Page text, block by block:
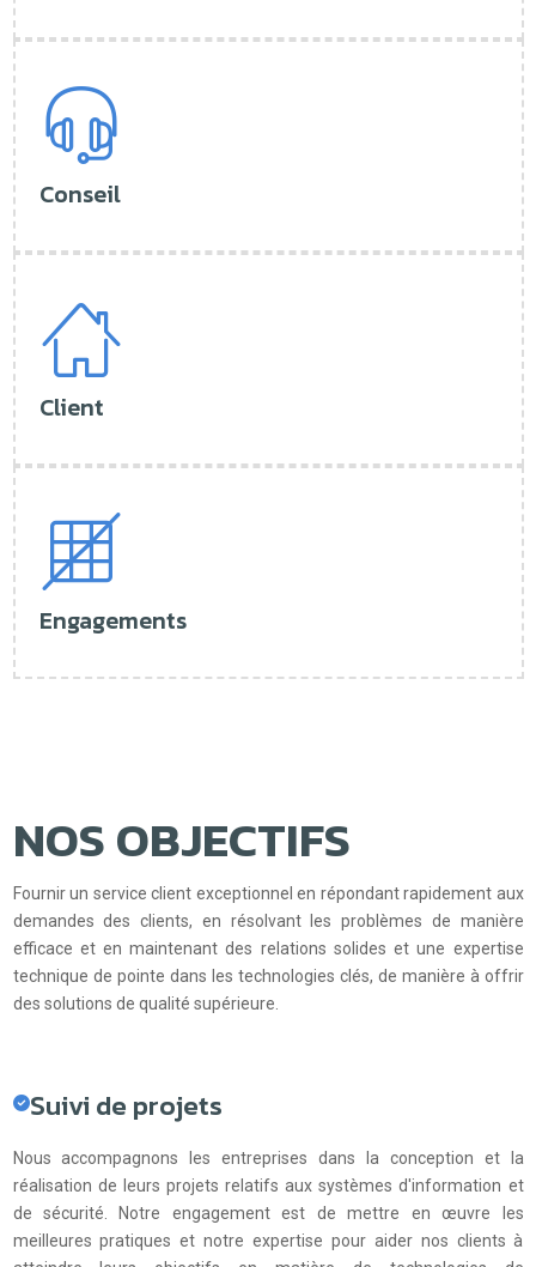
Conseil
Client
Engagements
NOS OBJECTIFS
Fournir un service client exceptionnel en répondant rapidement aux
demandes des clients, en résolvant les problèmes de manière
efficace et en maintenant des relations solides et une expertise
technique de pointe dans les technologies clés, de manière à offrir
des solutions de qualité supérieure.
Suivi de projets
Nous accompagnons les entreprises dans la conception et la
réalisation de leurs projets relatifs aux systèmes d'information et
de sécurité. Notre engagement est de mettre en œuvre les
meilleures pratiques et notre expertise pour aider nos clients à